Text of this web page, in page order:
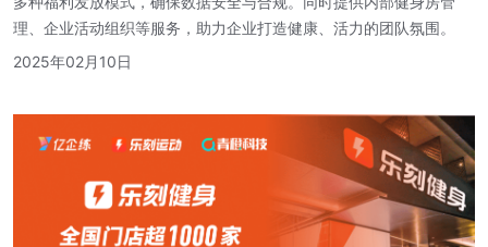
理、企业活动组织等服务，助力企业打造健康、活力的团队氛围。
2025年02月10日